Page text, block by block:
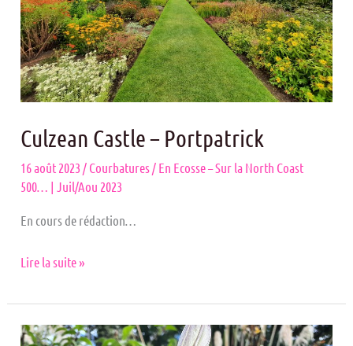
Culzean Castle – Portpatrick
16 août 2023 / Courbatures / En Ecosse – Sur la North Coast
500… | Juil/Aou 2023
En cours de rédaction…
Lire la suite »
ARRAN